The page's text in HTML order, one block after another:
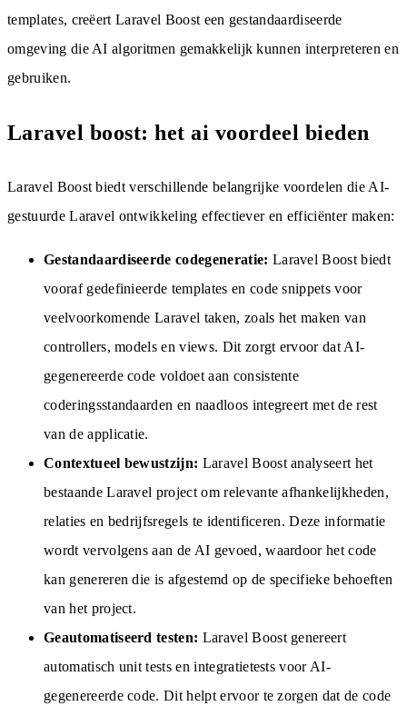
templates, creëert Laravel Boost een gestandaardiseerde
omgeving die AI algoritmen gemakkelijk kunnen interpreteren en
gebruiken.
Laravel boost: het ai voordeel bieden
Laravel Boost biedt verschillende belangrijke voordelen die AI-
gestuurde Laravel ontwikkeling effectiever en efficiënter maken:
Gestandaardiseerde codegeneratie: Laravel Boost biedt
vooraf gedefinieerde templates en code snippets voor
veelvoorkomende Laravel taken, zoals het maken van
controllers, models en views. Dit zorgt ervoor dat AI-
gegenereerde code voldoet aan consistente
coderingsstandaarden en naadloos integreert met de rest
van de applicatie.
Contextueel bewustzijn: Laravel Boost analyseert het
bestaande Laravel project om relevante afhankelijkheden,
relaties en bedrijfsregels te identificeren. Deze informatie
wordt vervolgens aan de AI gevoed, waardoor het code
kan genereren die is afgestemd op de specifieke behoeften
van het project.
Geautomatiseerd testen: Laravel Boost genereert
automatisch unit tests en integratietests voor AI-
gegenereerde code. Dit helpt ervoor te zorgen dat de code